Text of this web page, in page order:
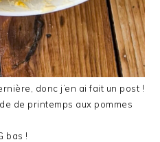
donc j’en ai fait un post !
de printemps aux pommes
bas !